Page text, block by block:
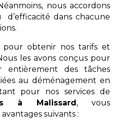
nous accordons
d’efficacité dans chacune
pour obtenir nos tarifs et
les avons conçus pour
entièrement des tâches
au déménagement en
pour nos services de
à Malissard , vous
suivants :